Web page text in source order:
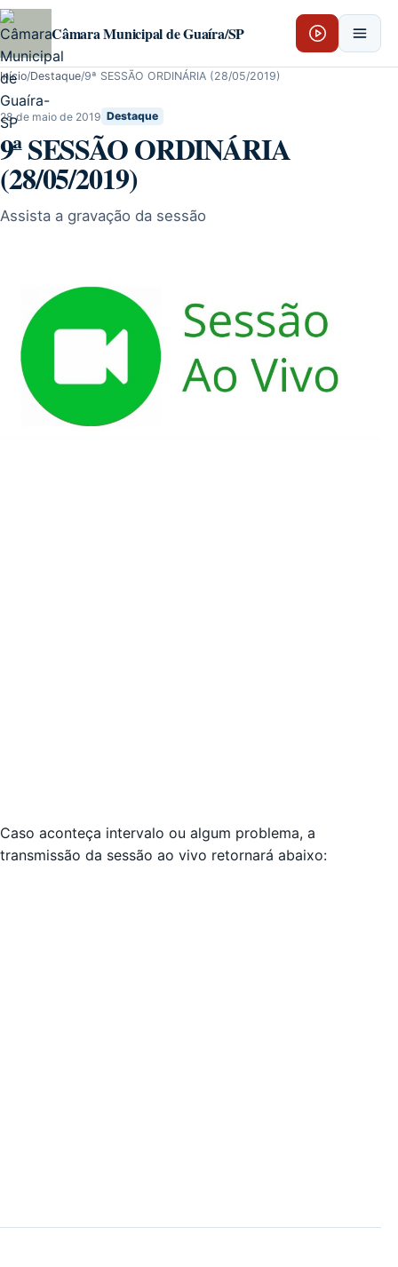
Pular para o conteúdo
Câmara Municipal de Guaíra/SP
Início/Destaque/9ª SESSÃO ORDINÁRIA (28/05/2019)
28 de maio de 2019 Destaque
9ª SESSÃO ORDINÁRIA
(28/05/2019)
Assista a gravação da sessão
Caso aconteça intervalo ou algum problema, a
transmissão da sessão ao vivo retornará abaixo: